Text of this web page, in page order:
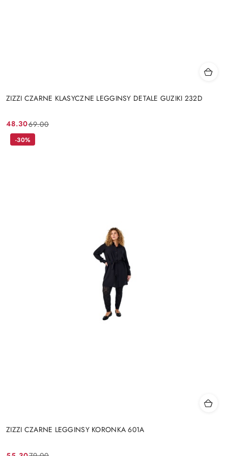
ZIZZI CZARNE KLASYCZNE LEGGINSY DETALE GUZIKI 232D
Cena
promocyjna:
48.30
Cena
przed
69.00
ZIZZI CZARNE LEGGINSY KORONKA 601A
-30%